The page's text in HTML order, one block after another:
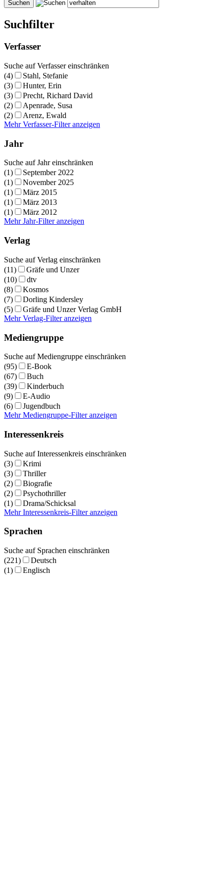
Suchfilter
Verfasser
Suche auf Verfasser einschränken
(4)
Stahl, Stefanie
(3)
Hunter, Erin
(3)
Precht, Richard David
(2)
Apenrade, Susa
(2)
Arenz, Ewald
Mehr Verfasser-Filter anzeigen
Jahr
Suche auf Jahr einschränken
(1)
September 2022
(1)
November 2025
(1)
März 2015
(1)
März 2013
(1)
März 2012
Mehr Jahr-Filter anzeigen
Verlag
Suche auf Verlag einschränken
(11)
Gräfe und Unzer
(10)
dtv
(8)
Kosmos
(7)
Dorling Kindersley
(5)
Gräfe und Unzer Verlag GmbH
Mehr Verlag-Filter anzeigen
Mediengruppe
Suche auf Mediengruppe einschränken
(95)
E-Book
(67)
Buch
(39)
Kinderbuch
(9)
E-Audio
(6)
Jugendbuch
Mehr Mediengruppe-Filter anzeigen
Interessenkreis
Suche auf Interessenkreis einschränken
(3)
Krimi
(3)
Thriller
(2)
Biografie
(2)
Psychothriller
(1)
Drama/Schicksal
Mehr Interessenkreis-Filter anzeigen
Sprachen
Suche auf Sprachen einschränken
(221)
Deutsch
(1)
Englisch